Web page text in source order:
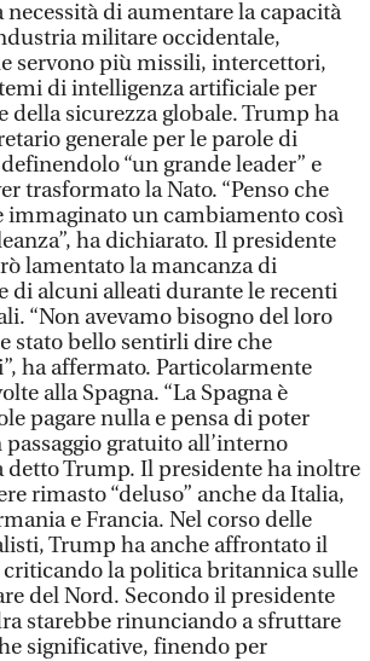
necessità di aumentare la capacità
militare occidentale,
servono più missili, intercettori,
di intelligenza artificiale per
della sicurezza globale. Trump ha
generale per le parole di
“un grande leader” e
trasformato la Nato. “Penso che
immaginato un cambiamento così
ha dichiarato. Il presidente
lamentato la mancanza di
di alcuni alleati durante le recenti
“Non avevamo bisogno del loro
stato bello sentirli dire che
ha affermato. Particolarmente
alla Spagna. “La Spagna è
pagare nulla e pensa di poter
gratuito all’interno
detto Trump. Il presidente ha inoltre
rimasto “deluso” anche da Italia,
e Francia. Nel corso delle
Trump ha anche affrontato il
criticando la politica britannica sulle
del Nord. Secondo il presidente
starebbe rinunciando a sfruttare
significative, finendo per